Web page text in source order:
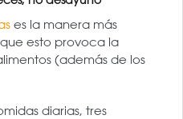
es la manera más
esto provoca la
(además de los
diarias, tres